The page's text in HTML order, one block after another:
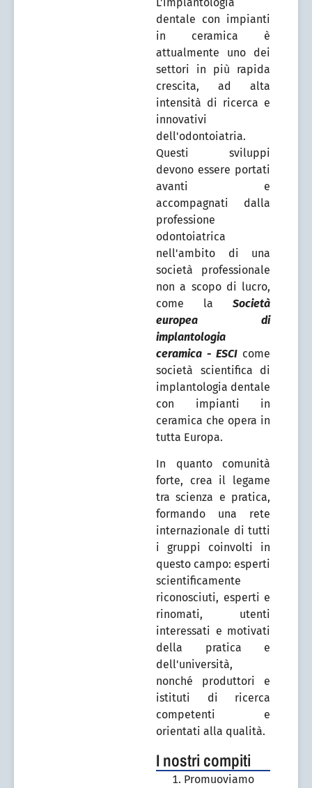
dentale con impianti
in ceramica è
attualmente uno dei
settori in più rapida
crescita, ad alta
intensità di ricerca e
innovativi
dell'odontoiatria.
Questi sviluppi
devono essere portati
avanti e
accompagnati dalla
professione
odontoiatrica
nell'ambito di una
società professionale
non a scopo di lucro,
come la Società
europea di
implantologia
ceramica - ESCI come
società scientifica di
implantologia dentale
con impianti in
ceramica che opera in
tutta Europa.
In quanto comunità
forte, crea il legame
tra scienza e pratica,
formando una rete
internazionale di tutti
i gruppi coinvolti in
questo campo: esperti
scientificamente
riconosciuti, esperti e
rinomati, utenti
interessati e motivati
della pratica e
dell'università,
nonché produttori e
istituti di ricerca
competenti e
orientati alla qualità.
I nostri compiti
Promuoviamo